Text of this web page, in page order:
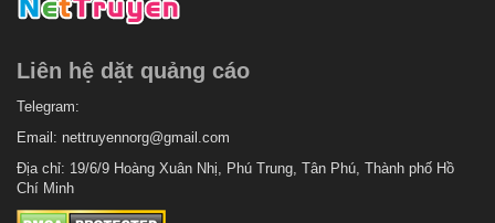
Liên hệ dặt quảng cáo
Telegram:
Email: nettruyennorg@gmail.com
Địa chỉ: 19/6/9 Hoàng Xuân Nhị, Phú Trung, Tân Phú, Thành phố Hồ
Chí Minh